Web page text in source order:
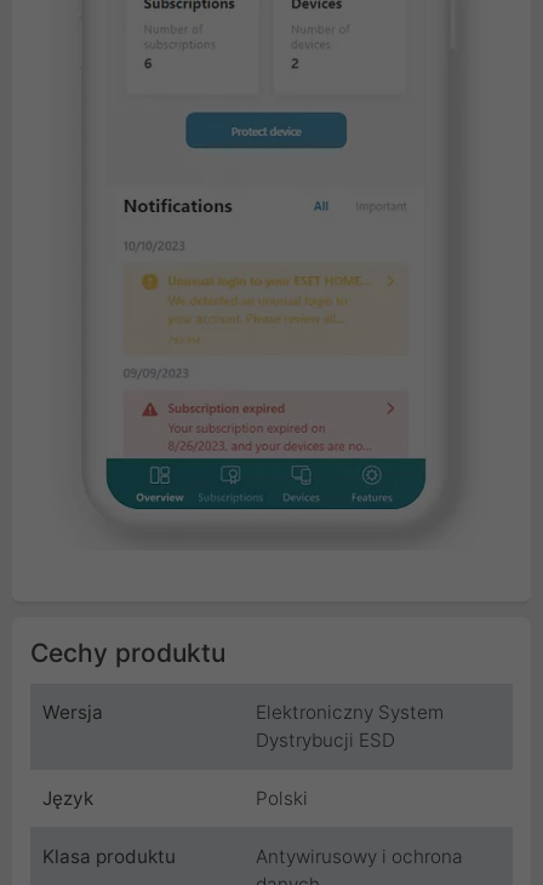
Cechy produktu
Wersja
Elektroniczny System
Dystrybucji ESD
Język Polski
Klasa produktu
Antywirusowy i ochrona